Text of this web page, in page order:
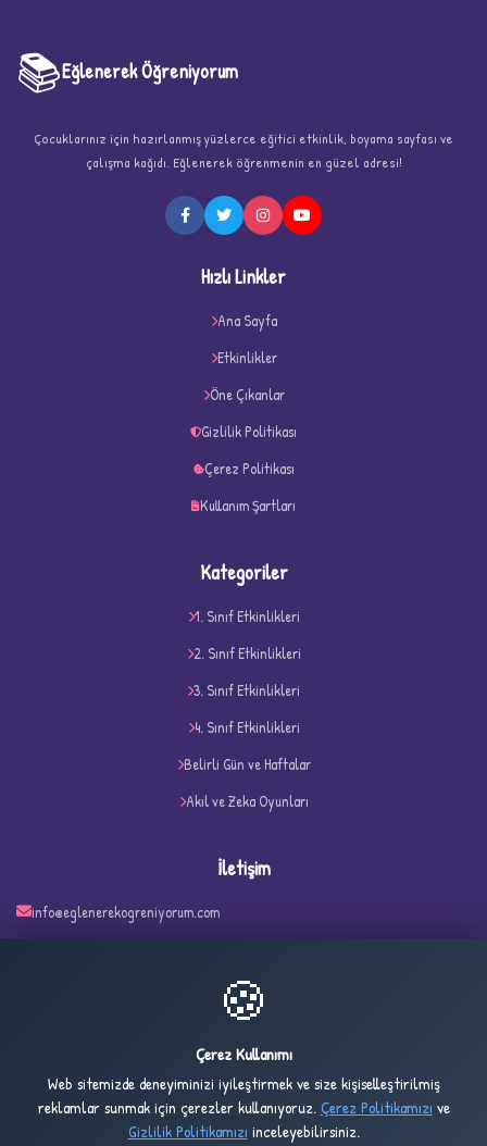
D
📚Eğlenerek Öğreniyorum
Çocuklarınız için hazırlanmış yüzlerce eğitici etkinlik, boyama sayfası ve
çalışma kağıdı. Eğlenerek öğrenmenin en güzel adresi!
Hızlı Linkler
Ana Sayfa
Etkinlikler
Öne Çıkanlar
Gizlilik Politikası
Çerez Politikası
Kullanım Şartları
Kategoriler
1. Sınıf Etkinlikleri
2. Sınıf Etkinlikleri
3. Sınıf Etkinlikleri
4. Sınıf Etkinlikleri
Belirli Gün ve Haftalar
Akıl ve Zeka Oyunları
İletişim
info@eglenerekogreniyorum.com
83
ONLINE
1,596
BUGÜN
🍪
Çerez Kullanımı
Web sitemizde deneyiminizi iyileştirmek ve size kişiselleştirilmiş
reklamlar sunmak için çerezler kullanıyoruz.Çerez Politikamızı ve
Gizlilik Politikamızı inceleyebilirsiniz.